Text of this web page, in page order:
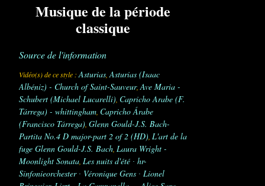
Musique de la période
classique
Source de l'information
Vidéo(s) de ce style : Asturias Asturias (Isaac
Albéniz) - Church of Saint-Sauveur, Ave Maria -
Schubert (Michael Lucarelli) Capricho Arabe (F.
Tárrega) - whittingham Capricho Árabe
(Francisco Tárrega) Glenn Gould-J.S. Bach-
Partita No.4 D major-part 2 of 2 (HD) L'art de la
fuge Glenn Gould-J.S. Bach Laura Wright -
Moonlight Sonata Les nuits d'été ∙ hr-
Sinfonieorchester ∙ Véronique Gens ∙ Lionel